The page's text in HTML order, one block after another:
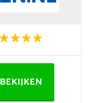
BEKIJKEN